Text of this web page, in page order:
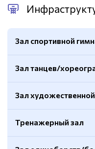
Зал спортивной
Площадь
850 м²
Спортивный батут
Зал танцев/
Зеркала
Есть
Зал
Боксерские груши
Тренажерный зал